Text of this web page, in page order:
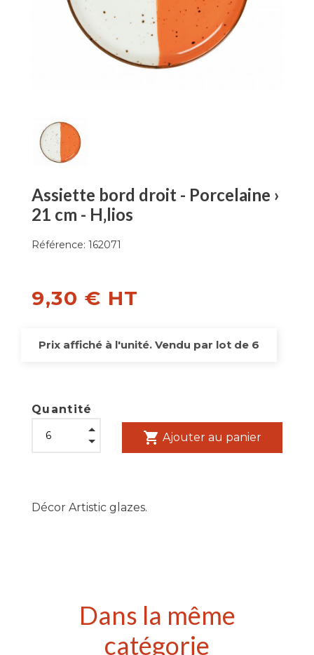
Assiette bord droit - Porcelaine ›
21 cm - H‚lios
Référence: 162071
9,30 € HT
Prix affiché à l'unité. Vendu par lot de 6
Quantité
shopping_cart Ajouter au panier
Décor Artistic glazes.
Dans la même
catégorie